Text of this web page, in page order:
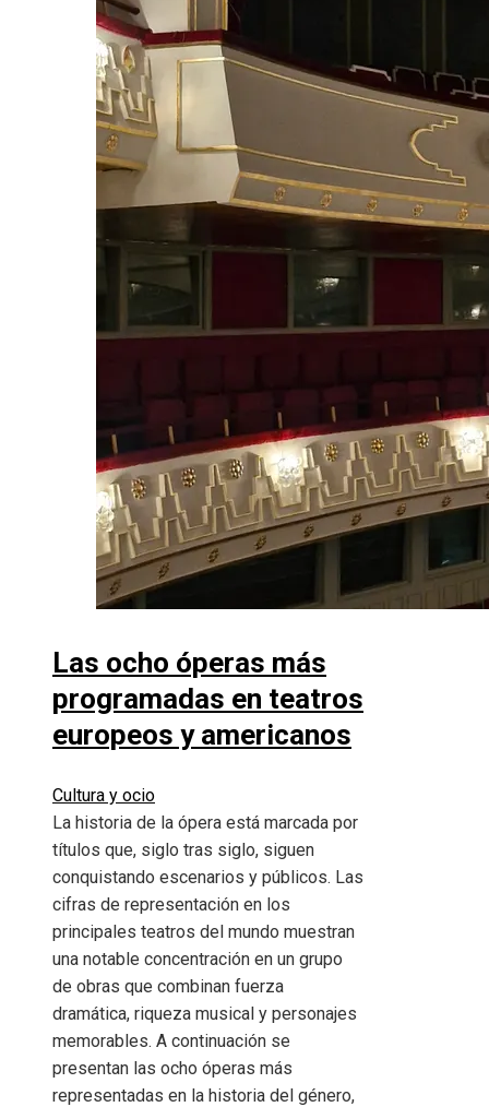
Las ocho óperas más
programadas en teatros
europeos y americanos
Cultura y ocio
La historia de la ópera está marcada por
títulos que, siglo tras siglo, siguen
conquistando escenarios y públicos. Las
cifras de representación en los
principales teatros del mundo muestran
una notable concentración en un grupo
de obras que combinan fuerza
dramática, riqueza musical y personajes
memorables. A continuación se
presentan las ocho óperas más
representadas en la historia del género,